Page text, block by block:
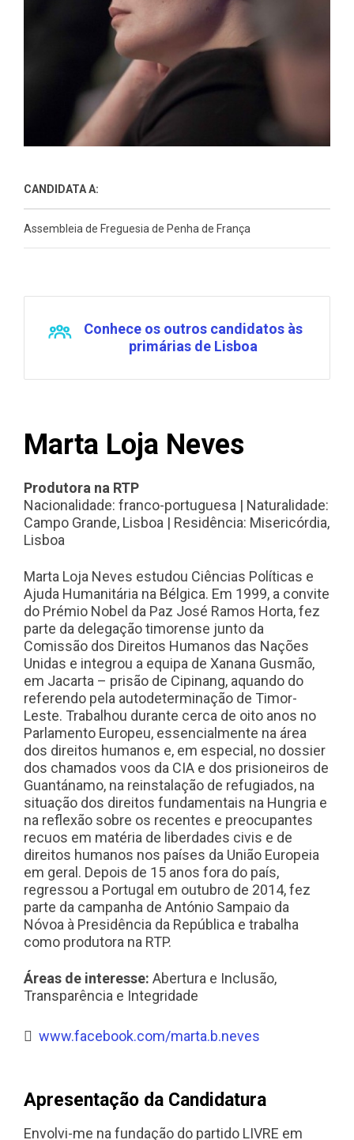
CANDIDATA A:
Assembleia de Freguesia de Penha de França
Conhece os outros candidatos às
primárias de Lisboa
Marta Loja Neves
Produtora na RTP
Nacionalidade: franco-portuguesa | Naturalidade:
Campo Grande, Lisboa | Residência: Misericórdia,
Lisboa
Marta Loja Neves estudou Ciências Políticas e
Ajuda Humanitária na Bélgica. Em 1999, a convite
do Prémio Nobel da Paz José Ramos Horta, fez
parte da delegação timorense junto da
Comissão dos Direitos Humanos das Nações
Unidas e integrou a equipa de Xanana Gusmão,
em Jacarta – prisão de Cipinang, aquando do
referendo pela autodeterminação de Timor-
Leste. Trabalhou durante cerca de oito anos no
Parlamento Europeu, essencialmente na área
dos direitos humanos e, em especial, no dossier
dos chamados voos da CIA e dos prisioneiros de
Guantánamo, na reinstalação de refugiados, na
situação dos direitos fundamentais na Hungria e
na reflexão sobre os recentes e preocupantes
recuos em matéria de liberdades civis e de
direitos humanos nos países da União Europeia
em geral. Depois de 15 anos fora do país,
regressou a Portugal em outubro de 2014, fez
parte da campanha de António Sampaio da
Nóvoa à Presidência da República e trabalha
como produtora na RTP.
Áreas de interesse: Abertura e Inclusão,
Transparência e Integridade
www.facebook.com/marta.b.neves
Apresentação da Candidatura
Envolvi-me na fundação do partido LIVRE em